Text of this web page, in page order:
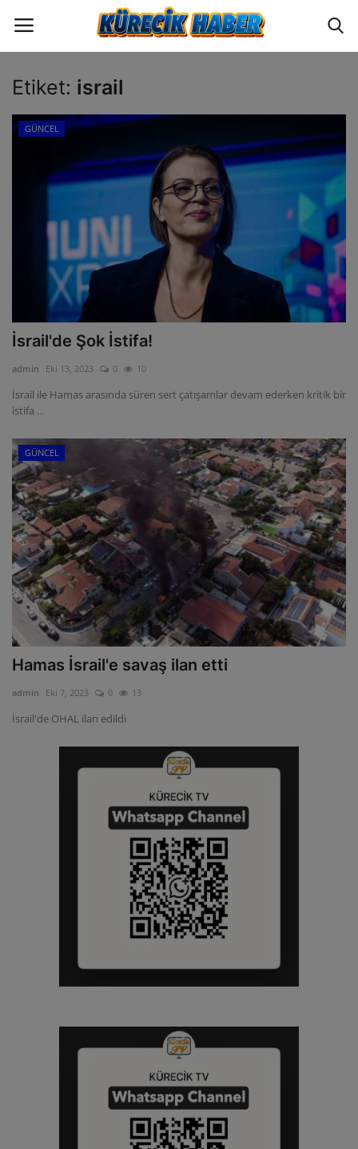
Oturum
ANA SAYFA
GÜNCEL
POLİTİKA
EKONOMİ
YAZARLAR
BİLİM VE TEKNOLOJİ
ULUSLARARASI
YEMEK
SPOR
SEYAHAT
EĞİTİM
GALERİ
VİDEO
Etiket: israil
GÜNCEL
İsrail'de Şok İstifa!
admin Eki 13, 2023 0 10
İsrail ile Hamas arasında süren sert çatışamlar devam ederken kritik bir
istifa ...
GÜNCEL
Hamas İsrail'e savaş ilan etti
admin Eki 7, 2023 0 13
İsrail'de OHAL ilan edildi